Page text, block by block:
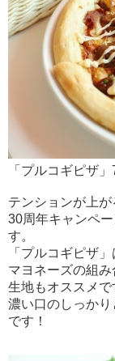
「プルコギピザ
テンションが上が
30周年キャンペ
す。
「プルコギピザ
マヨネーズの組
生地もオススメで
濃い口のしっか
です！